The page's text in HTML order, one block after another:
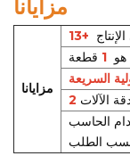
مزايانا
مزايانا
13+
1 قطعة
السريعة
الآلات
الحاسب
الطلب